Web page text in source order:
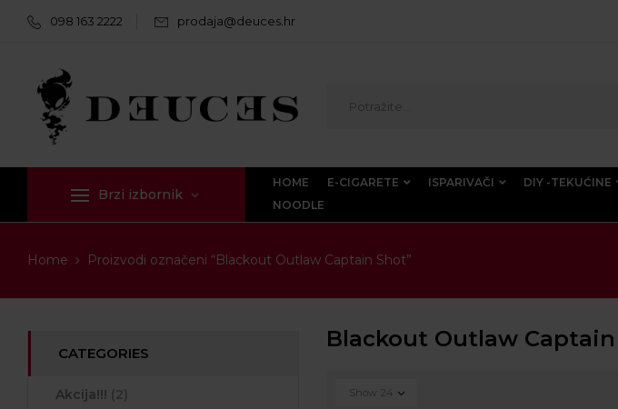
098 163 2222 prodaja@deuces.hr
Brzi izbornik
HOME E-CIGARETE ISPARIVAČI DIY -TEKUĆINE
NOODLE
Home Proizvodi označeni “Blackout Outlaw Captain Shot”
CATEGORIES
Akcija!!!
Blackout Outlaw
Show 24